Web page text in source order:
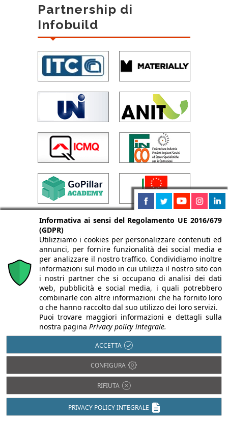
Partnership di
Infobuild
Informativa ai sensi del Regolamento UE 2016/679
(GDPR)
Utilizziamo i cookies per personalizzare contenuti ed
annunci, per fornire funzionalità dei social media e
per analizzare il nostro traffico. Condividiamo inoltre
informazioni sul modo in cui utilizza il nostro sito con
i nostri partner che si occupano di analisi dei dati
web, pubblicità e social media, i quali potrebbero
combinarle con altre informazioni che ha fornito loro
o che hanno raccolto dal suo utilizzo dei loro servizi.
Puoi trovare maggiori informazioni e dettagli sulla
nostra pagina Privacy policy integrale.
ACCETTA
CONFIGURA
RIFIUTA
PRIVACY POLICY INTEGRALE